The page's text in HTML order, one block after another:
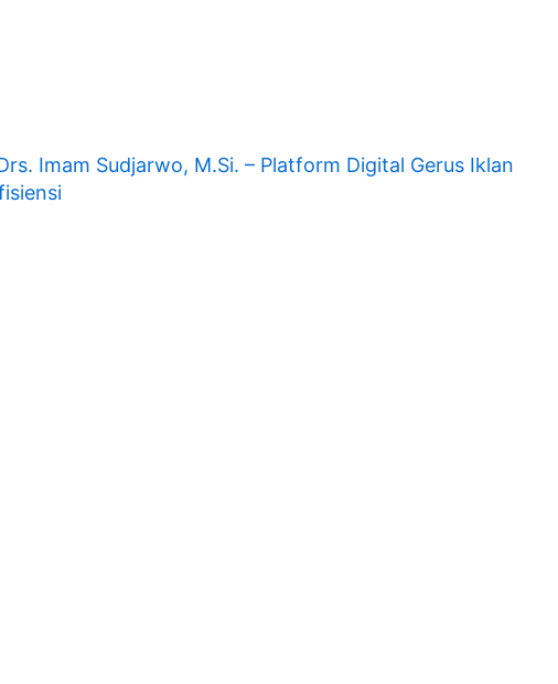
Imam Sudjarwo, M.Si. – Platform Digital Gerus Iklan